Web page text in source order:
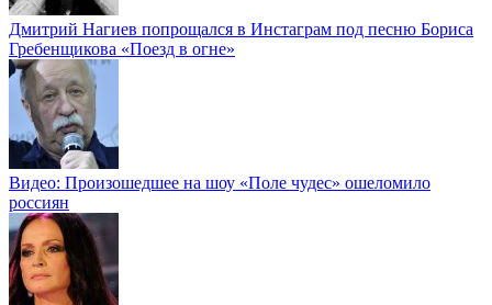
Дмитрий Нагиев попрощался в Инстаграм под песню Бориса
Гребенщикова «Поезд в огне»
Видео: Произошедшее на шоу «Поле чудес» ошеломило
россиян